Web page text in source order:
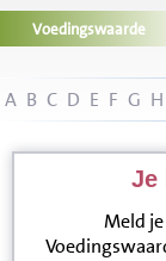
Disclaimer
Voedingswaarde
A B C D E F G H
Je
Meld